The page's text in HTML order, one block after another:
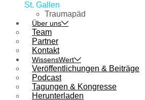
St. Gallen
Traumapäd
Über uns
Team
Partner
Kontakt
WissensWert
Veröffentlichungen & Beiträge
Podcast
Tagungen & Kongresse
Herunterladen